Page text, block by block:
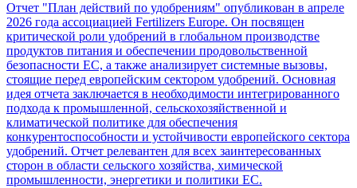
Отчет "План действий по удобрениям" опубликован в апреле
2026 года ассоциацией Fertilizers Europe. Он посвящен
критической роли удобрений в глобальном производстве
продуктов питания и обеспечении продовольственной
безопасности ЕС, а также анализирует системные вызовы,
стоящие перед европейским сектором удобрений. Основная
идея отчета заключается в необходимости интегрированного
подхода к промышленной, сельскохозяйственной и
климатической политике для обеспечения
конкурентоспособности и устойчивости европейского сектора
удобрений. Отчет релевантен для всех заинтересованных
сторон в области сельского хозяйства, химической
промышленности, энергетики и политики ЕС.